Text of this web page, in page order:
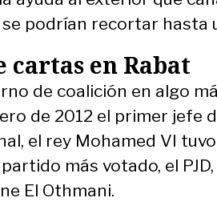
podrían recortar hasta
cartas en Rabat
de coalición en algo
de 2012 el primer jefe
el rey Mohamed VI
más votado, el
El Othmani.